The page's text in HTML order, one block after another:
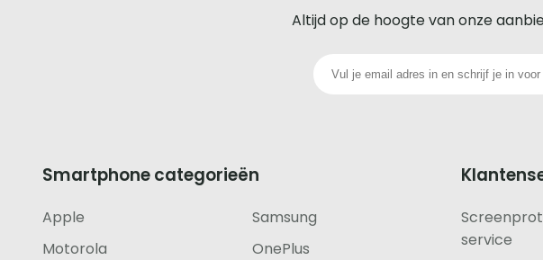
iedere
telefoon
footer
Altijd op de hoogte van onze
Smartphone categorieën
Apple
Samsung
Motorola
OnePlus
service